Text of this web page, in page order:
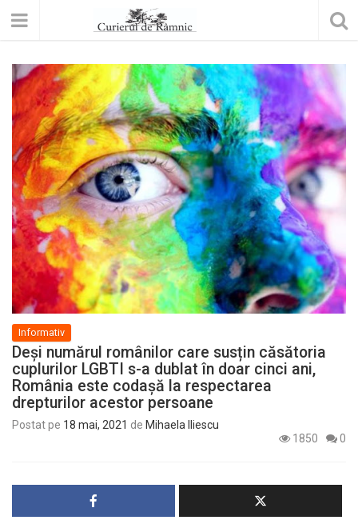
Informativ
Deși numărul românilor care susțin căsătoria
cuplurilor LGBTI s-a dublat în doar cinci ani,
România este codașă la respectarea
drepturilor acestor persoane
Postat pe 18 mai, 2021 de Mihaela Iliescu
1850
0